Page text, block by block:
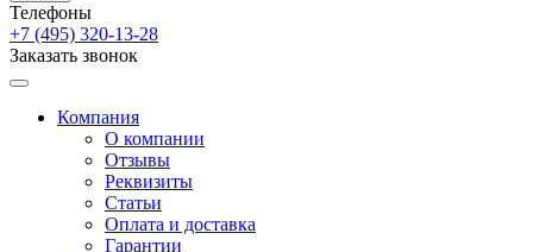
Телефоны
+7 (495) 320-13-28
Заказать звонок
Компания
О компании
Отзывы
Реквизиты
Статьи
Оплата и доставка
Гарантии